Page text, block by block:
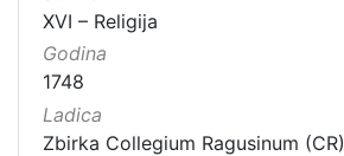
XVI – Religija
Godina
1748
Ladica
Zbirka Collegium Ragusinum (CR)